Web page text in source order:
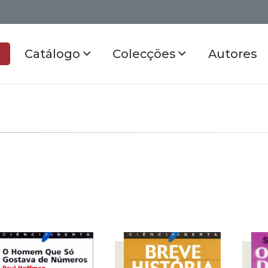
Catálogo Colecções Autores